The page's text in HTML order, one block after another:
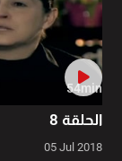
54min
الحلقة 8
05 Jul 2018